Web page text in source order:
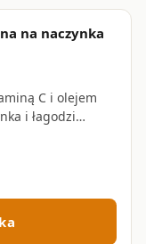
favorite_border
na naczynka
C i olejem
i łagodzi